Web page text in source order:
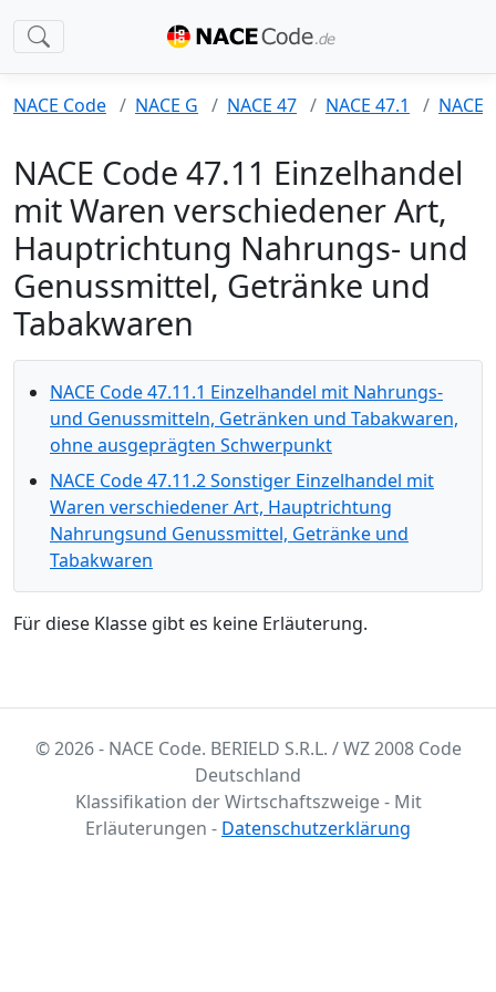
NACE Code NACE G NACE 47 NACE 47.1 NACE
NACE Code 47.11 Einzelhandel
mit Waren verschiedener Art,
Hauptrichtung Nahrungs- und
Genussmittel, Getränke und
Tabakwaren
NACE Code 47.11.1 Einzelhandel mit Nahrungs-
und Genussmitteln, Getränken und Tabakwaren,
ohne ausgeprägten Schwerpunkt
NACE Code 47.11.2 Sonstiger Einzelhandel mit
Waren verschiedener Art, Hauptrichtung
Nahrungsund Genussmittel, Getränke und
Tabakwaren
Für diese Klasse gibt es keine Erläuterung.
© 2026 - NACE Code. BERIELD S.R.L. / WZ 2008 Code
Deutschland
Klassifikation der Wirtschaftszweige - Mit
Erläuterungen - Datenschutzerklärung